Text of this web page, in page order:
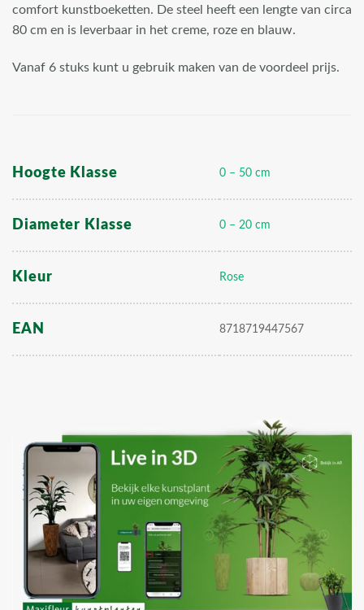
comfort kunstboeketten. De steel heeft een lengte van circa
80 cm en is leverbaar in het creme, roze en blauw.
Vanaf 6 stuks kunt u gebruik maken van de voordeel prijs.
Hoogte Klasse 0 – 50 cm
Diameter Klasse 0 – 20 cm
Kleur Rose
EAN 8718719447567